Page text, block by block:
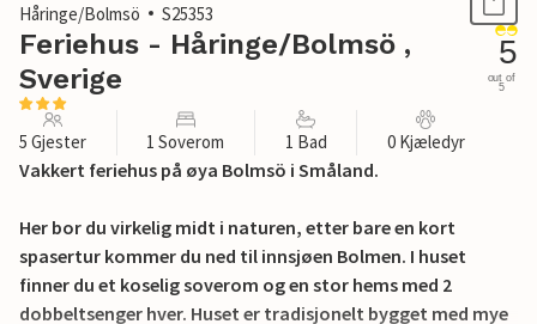
Håringe/Bolmsö
S25353
Feriehus - Håringe/Bolmsö ,
Sverige
5
out of
5
5 Gjester 1 Soverom 1 Bad 0 Kjæledyr
Vakkert feriehus på øya Bolmsö i Småland.
Her bor du virkelig midt i naturen, etter bare en kort
spasertur kommer du ned til innsjøen Bolmen. I huset
finner du et koselig soverom og en stor hems med 2
dobbeltsenger hver. Huset er tradisjonelt bygget med mye